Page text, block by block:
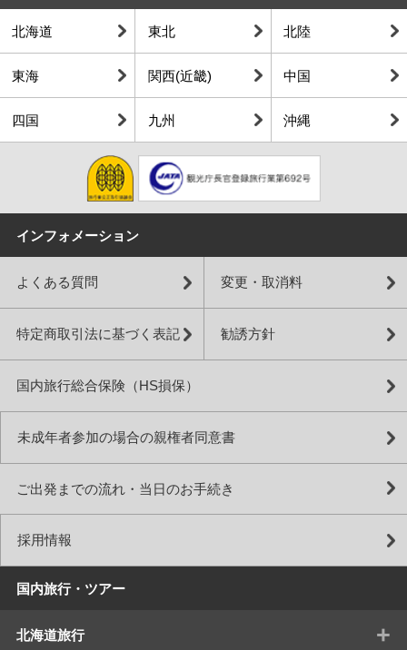
北海道 東北 北陸
東海 関西(近畿) 中国
四国 九州 沖縄
インフォメーション
よくある質問 変更・取消料
特定商取引法に基づく表記 勧誘方針
国内旅行総合保険（HS損保）
未成年者参加の場合の親権者同意書
ご出発までの流れ・当日のお手続き
採用情報
国内旅行・ツアー
北海道旅行 +